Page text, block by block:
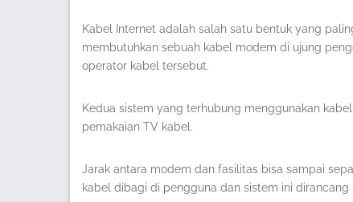
Kabel Internet adalah salah satu bentuk yang
membutuhkan sebuah kabel modem di ujung
operator kabel tersebut.
Kedua sistem yang terhubung menggunakan
pemakaian TV kabel.
Jarak antara modem dan fasilitas bisa sampai
kabel dibagi di pengguna dan sistem ini